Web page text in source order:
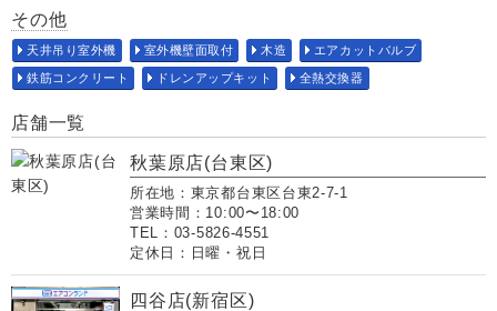
その他
天井吊り室外機 室外機壁面取付 木造 エアカットバルブ
鉄筋コンクリート ドレンアップキット 全熱交換器
店舗一覧
秋葉原店(台東区)
所在地：東京都台東区台東2-7-1
営業時間：10:00〜18:00
TEL：03-5826-4551
定休日：日曜・祝日
四谷店(新宿区)